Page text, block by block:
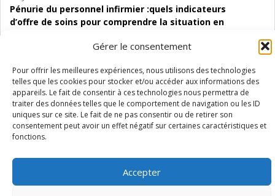
Gérer le consentement
Pour offrir les meilleures expériences, nous utilisons des technologies
telles que les cookies pour stocker et/ou accéder aux informations des
appareils. Le fait de consentir à ces technologies nous permettra de
traiter des données telles que le comportement de navigation ou les ID
uniques sur ce site. Le fait de ne pas consentir ou de retirer son
consentement peut avoir un effet négatif sur certaines caractéristiques et
fonctions.
Accepter
Pénurie du personnel infirmier :quels indicateurs
d’offre de soins pour comprendre la situation en
Mentions légales Vie privée Médiateur Accessibilité